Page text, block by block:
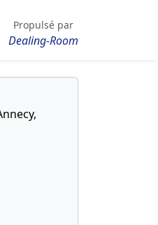
Propulsé par
Dealing-Room